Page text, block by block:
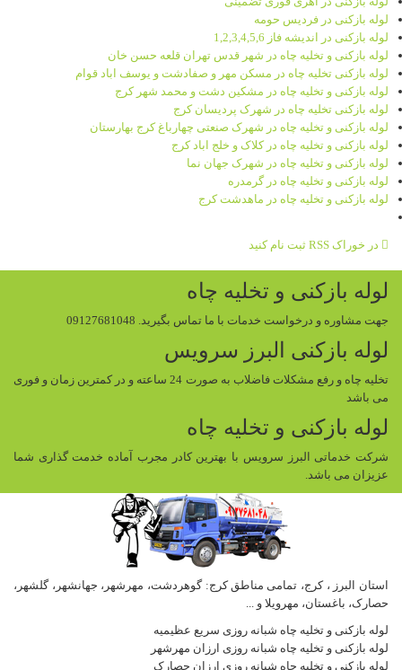
لوله بازکنی در فردیس حومه
لوله بازکنی در اندیشه فاز 1,2,3,4,5,6
لوله بازکنی و تخلیه چاه در شهر قدس تهران قلعه حسن خان
لوله بازکنی تخلیه چاه در مسکن مهر و صفادشت و یوسف اباد قوام
لوله بازکنی و تخلیه چاه در مشکین دشت و محمد شهر کرج
لوله بازکنی تخلیه چاه در شهرک پردیسان کرج
لوله بازکنی و تخلیه چاه در شهرک صنعتی چهارباغ کرج بهارستان
لوله بازکنی و تخلیه چاه در کلاک و خلج اباد کرج
لوله بازکنی و تخلیه چاه در شهرک جهان نما
لوله بازکنی و تخلیه چاه در گرمدره
لوله بازکنی و تخلیه چاه در ماهدشت کرج
در خوراک RSS ثبت نام کنید
لوله بازکنی و تخلیه چاه
جهت مشاوره و درخواست خدمات با ما تماس بگیرید. 09127681048
لوله بازکنی البرز سرویس
تخلیه چاه و رفع مشکلات فاضلاب به صورت 24 ساعته و در کمترین زمان و فوری
می باشد
لوله بازکنی و تخلیه چاه
شرکت خدماتی البرز سرویس با بهترین کادر مجرب آماده خدمت گذاری شما
عزیزان می باشد.
استان البرز ، کرج، تمامی مناطق کرج: گوهردشت، مهرشهر، جهانشهر، گلشهر،
حصارک، باغستان، مهرویلا و ...
لوله بازکنی و تخلیه چاه شبانه روزی سریع عظیمیه
لوله بازکنی و تخلیه چاه شبانه روزی ارزان مهرشهر
لوله بازکنی و تخلیه چاه شبانه روزی ارزان حصارک